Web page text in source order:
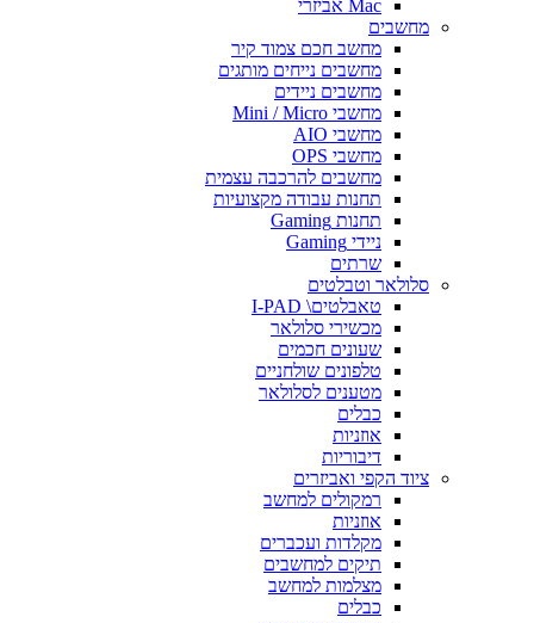
Mac אביזרי
מחשבים
מחשב חכם צמוד קיר
מחשבים נייחים מותגים
מחשבים ניידים
מחשבי Mini / Micro
מחשבי AIO
מחשבי OPS
מחשבים להרכבה עצמית
תחנות עבודה מקצועיות
תחנות Gaming
ניידי Gaming
שרתים
סלולאר וטבלטים
טאבלטים\ I-PAD
מכשירי סלולאר
שעונים חכמים
טלפונים שולחניים
מטענים לסלולאר
כבלים
אוזניות
דיבוריות
ציוד הקפי ואביזרים
רמקולים למחשב
אוזניות
מקלדות ועכברים
תיקים למחשבים
מצלמות למחשב
כבלים